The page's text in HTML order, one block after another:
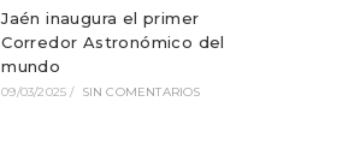
Jaén inaugura el primer
Corredor Astronómico del
mundo
09/03/2025 / SIN COMENTARIOS